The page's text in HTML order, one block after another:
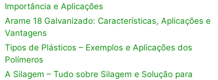
Importância e Aplicações
Arame 18 Galvanizado: Características, Aplicações e
Vantagens
Tipos de Plásticos – Exemplos e Aplicações dos
Polímeros
A Silagem – Tudo sobre Silagem e Solução para